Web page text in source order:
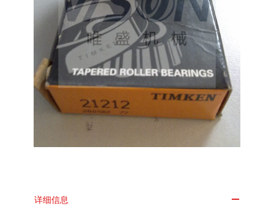
详细信息